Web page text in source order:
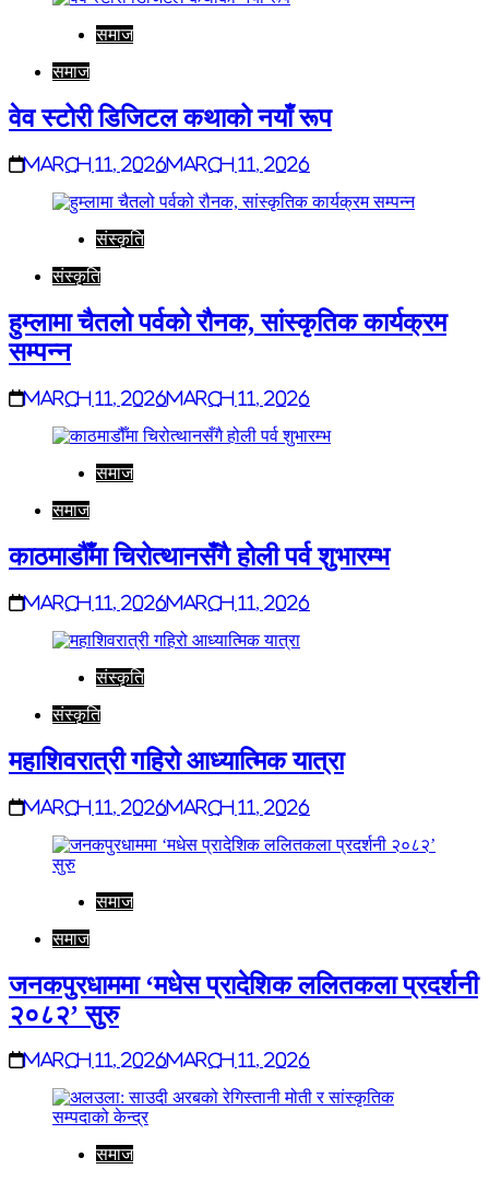
समाज
समाज
वेव स्टोरी डिजिटल कथाको नयाँ रूप
March 11, 2026March 11, 2026
संस्कृति
संस्कृति
हुम्लामा चैतलो पर्वको रौनक, सांस्कृतिक कार्यक्रम
सम्पन्न
March 11, 2026March 11, 2026
समाज
समाज
काठमाडौँमा चिरोत्थानसँगै होली पर्व शुभारम्भ
March 11, 2026March 11, 2026
संस्कृति
संस्कृति
महाशिवरात्री गहिरो आध्यात्मिक यात्रा
March 11, 2026March 11, 2026
समाज
समाज
जनकपुरधाममा ‘मधेस प्रादेशिक ललितकला प्रदर्शनी
२०८२’ सुरु
March 11, 2026March 11, 2026
समाज